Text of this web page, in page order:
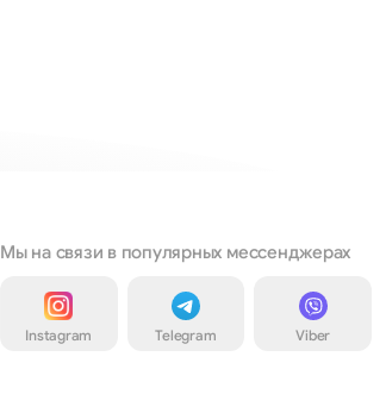
Мы на связи в популярных мессенджерах
Instagram Telegram Viber